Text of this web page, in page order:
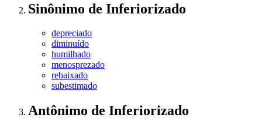
Sinônimo de Inferiorizado
depreciado
diminuído
humilhado
menosprezado
rebaixado
subestimado
Antônimo de Inferiorizado